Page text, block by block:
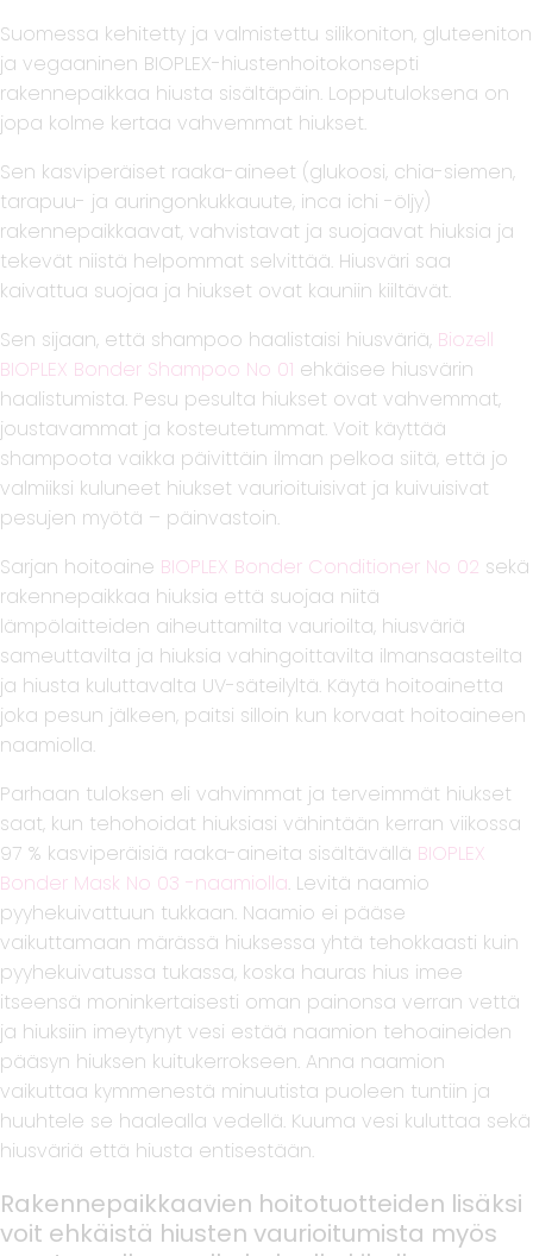
Suomessa kehitetty ja valmistettu silikoniton, gluteeniton
ja vegaaninen BIOPLEX-hiustenhoitokonsepti
rakennepaikkaa hiusta sisältäpäin. Lopputuloksena on
jopa kolme kertaa vahvemmat hiukset.
Sen kasviperäiset raaka-aineet (glukoosi, chia-siemen,
tarapuu- ja auringonkukkauute, inca ichi -öljy)
rakennepaikkaavat, vahvistavat ja suojaavat hiuksia ja
tekevät niistä helpommat selvittää. Hiusväri saa
kaivattua suojaa ja hiukset ovat kauniin kiiltävät.
Sen sijaan, että shampoo haalistaisi hiusväriä, Biozell
BIOPLEX Bonder Shampoo No 01 ehkäisee hiusvärin
haalistumista. Pesu pesulta hiukset ovat vahvemmat,
joustavammat ja kosteutetummat. Voit käyttää
shampoota vaikka päivittäin ilman pelkoa siitä, että jo
valmiiksi kuluneet hiukset vaurioituisivat ja kuivuisivat
pesujen myötä – päinvastoin.
Sarjan hoitoaine BIOPLEX Bonder Conditioner No 02 sekä
rakennepaikkaa hiuksia että suojaa niitä
lämpölaitteiden aiheuttamilta vaurioilta, hiusväriä
sameuttavilta ja hiuksia vahingoittavilta ilmansaasteilta
ja hiusta kuluttavalta UV-säteilyltä. Käytä hoitoainetta
joka pesun jälkeen, paitsi silloin kun korvaat hoitoaineen
naamiolla.
Parhaan tuloksen eli vahvimmat ja terveimmät hiukset
saat, kun tehohoidat hiuksiasi vähintään kerran viikossa
97 % kasviperäisiä raaka-aineita sisältävällä BIOPLEX
Bonder Mask No 03 -naamiolla. Levitä naamio
pyyhekuivattuun tukkaan. Naamio ei pääse
vaikuttamaan märässä hiuksessa yhtä tehokkaasti kuin
pyyhekuivatussa tukassa, koska hauras hius imee
itseensä moninkertaisesti oman painonsa verran vettä
ja hiuksiin imeytynyt vesi estää naamion tehoaineiden
pääsyn hiuksen kuitukerrokseen. Anna naamion
vaikuttaa kymmenestä minuutista puoleen tuntiin ja
huuhtele se haalealla vedellä. Kuuma vesi kuluttaa sekä
hiusväriä että hiusta entisestään.
Rakennepaikkaavien hoitotuotteiden lisäksi
voit ehkäistä hiusten vaurioitumista myös